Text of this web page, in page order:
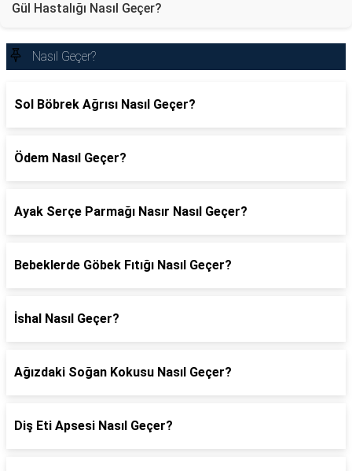
Gül Hastalığı Nasıl Geçer?
Nasıl Geçer?
Sol Böbrek Ağrısı Nasıl Geçer?
Ödem Nasıl Geçer?
Ayak Serçe Parmağı Nasır Nasıl Geçer?
Bebeklerde Göbek Fıtığı Nasıl Geçer?
İshal Nasıl Geçer?
Ağızdaki Soğan Kokusu Nasıl Geçer?
Diş Eti Apsesi Nasıl Geçer?